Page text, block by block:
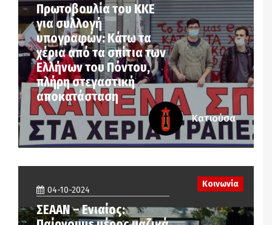
Πρωτοβουλία του ΚΚΕ
για συλλογή
υπογραφών: Κάτω τα
χέρια από τα σπίτια των
Ελλήνων του Πόντου,
πλήρη στεγαστική
αποκατάσταση
Κατιούσα
04-10-2024
ΣΕΑΑΝ – Ενιαίος:
Κοινωνία